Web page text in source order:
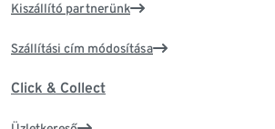
Kiszállító partnerünk
Szállítási cím módosítása
Click & Collect